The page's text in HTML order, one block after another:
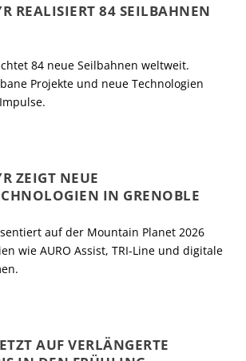
REALISIERT 84 SEILBAHNEN
84 neue Seilbahnen weltweit.
Projekte und neue Technologien
ZEIGT NEUE
IN GRENOBLE
auf der Mountain Planet 2026
wie AURO Assist, TRI-Line und digitale
AUF VERLÄNGERTE